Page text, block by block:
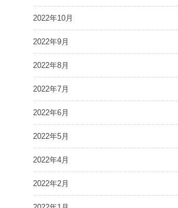
2022年10月
2022年9月
2022年8月
2022年7月
2022年6月
2022年5月
2022年4月
2022年2月